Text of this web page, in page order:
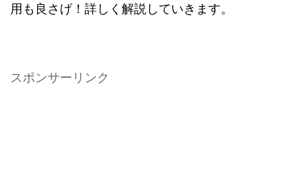
用も良さげ！詳しく解説していきます。
スポンサーリンク